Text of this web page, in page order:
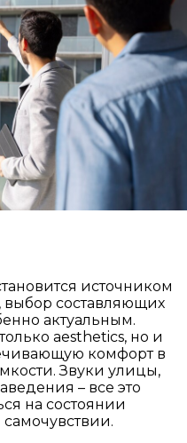
источником
выбор составляющих
актуальным.
aesthetics, но и
комфорт в
Звуки улицы,
– все это
на состоянии